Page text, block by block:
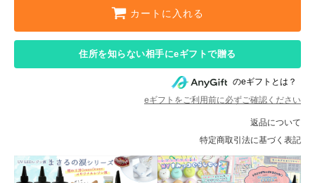
カートに入れる
住所を知らない相手にeギフトで贈る
のeギフトとは？
eギフトをご利用前に必ずご確認ください
返品について
特定商取引法に基づく表記